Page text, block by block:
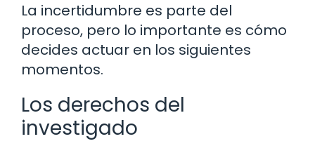
La incertidumbre es parte del
proceso, pero lo importante es cómo
decides actuar en los siguientes
momentos.
Los derechos del
investigado